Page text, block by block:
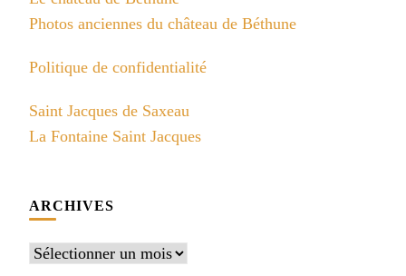
Photos anciennes du château de Béthune
Politique de confidentialité
Saint Jacques de Saxeau
La Fontaine Saint Jacques
ARCHIVES
Archives